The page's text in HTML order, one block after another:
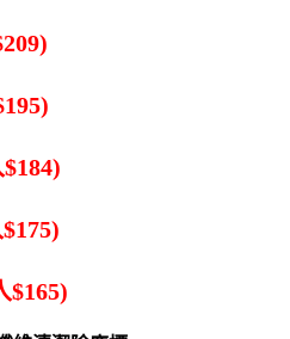
$165)